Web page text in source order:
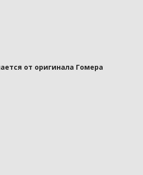
от оригинала Гомера